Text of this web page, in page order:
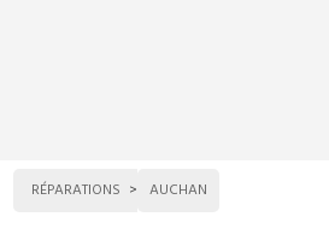
RÉPARATIONS AUCHAN